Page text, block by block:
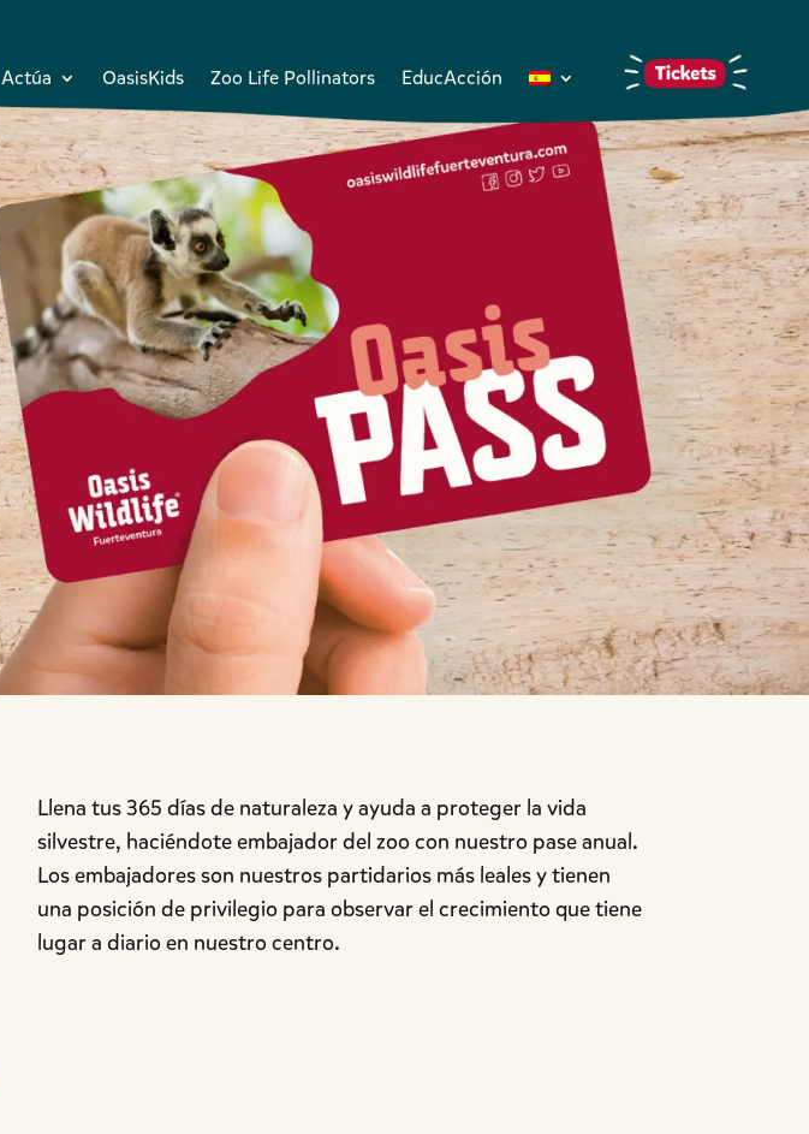
Actúa OasisKids Zoo Life Pollinators EducAcción
Llena tus 365 días de naturaleza y ayuda a proteger la vida
silvestre, haciéndote embajador del zoo con nuestro pase anual.
Los embajadores son nuestros partidarios más leales y tienen
una posición de privilegio para observar el crecimiento que tiene
lugar a diario en nuestro centro.